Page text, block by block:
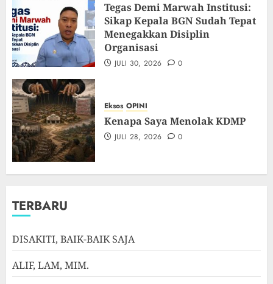
Tegas Demi Marwah Institusi:
Sikap Kepala BGN Sudah Tepat
Menegakkan Disiplin
Organisasi
JULI 30, 2026 0
Eksos OPINI
Kenapa Saya Menolak KDMP
JULI 28, 2026 0
TERBARU
DISAKITI, BAIK-BAIK SAJA
ALIF, LAM, MIM.